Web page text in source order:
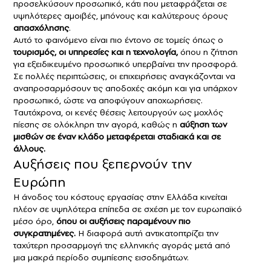
προσελκύσουν προσωπικό, κάτι που μεταφράζεται σε
υψηλότερες αμοιβές, μπόνους και καλύτερους όρους
απασχόλησης.
Αυτό το φαινόμενο είναι πιο έντονο σε τομείς όπως ο
τουρισμός, οι υπηρεσίες και η τεχνολογία,όπου η ζήτηση
για εξειδικευμένο προσωπικό υπερβαίνει την προσφορά.
Σε πολλές περιπτώσεις, οι επιχειρήσεις αναγκάζονται να
αναπροσαρμόσουν τις αποδοχές ακόμη και για υπάρχον
προσωπικό, ώστε να αποφύγουν αποχωρήσεις.
Ταυτόχρονα, οι κενές θέσεις λειτουργούν ως μοχλός
πίεσης σε ολόκληρη την αγορά, καθώς η αύξηση των
μισθών σε έναν κλάδο μεταφέρεται σταδιακά και σε
άλλους.
Αυξήσεις που ξεπερνούν την
Ευρώπη
Η άνοδος του κόστους εργασίας στην Ελλάδα κινείται
πλέον σε υψηλότερα επίπεδα σε σχέση με τον ευρωπαϊκό
μέσο όρο, όπου οι αυξήσεις παραμένουν πιο
συγκρατημένες. Η διαφορά αυτή αντικατοπτρίζει την
ταχύτερη προσαρμογή της ελληνικής αγοράς μετά από
μια μακρά περίοδο συμπίεσης εισοδημάτων.